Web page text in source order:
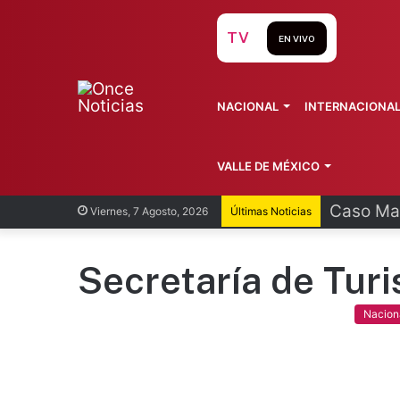
Viernes, 7 Agosto, 2026 Últimas Noticias
TV EN VIVO
NACIONAL INTERNACIONAL
VALLE DE MÉXICO
Secretaría de